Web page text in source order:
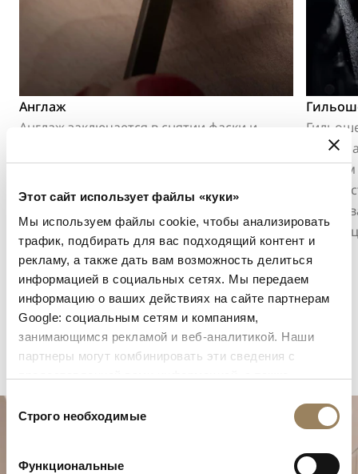
Этот сайт использует файлы «куки»
Мы используем файлы cookie, чтобы анализировать
трафик, подбирать для вас подходящий контент и
рекламу, а также дать вам возможность делиться
информацией в социальных сетях. Мы передаем
информацию о ваших действиях на сайте партнерам
Google: социальным сетям и компаниям,
занимающимся рекламой и веб-аналитикой. Наши
партнеры могут комбинировать эти сведения с
вами их сервисов.
Выбор
согласия
Строго необходимые
Функциональные
Англаж
Англаж заключается в снятии фаски и
компонентов механизма. Эта отделка
подчёркивает контуры деталей,
работы, выполненной в мельчайших
деталях.
ручным